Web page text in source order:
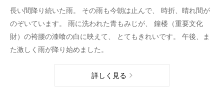
長い間降り続いた雨。 その雨も今朝は止んで、 時折、晴れ間が
のぞいています。 雨に洗われた青もみじが、 鐘楼（重要文化
財）の袴腰の漆喰の白に映えて、 とてもきれいです。 午後、ま
た激しく雨が降り始めました。
詳しく見る